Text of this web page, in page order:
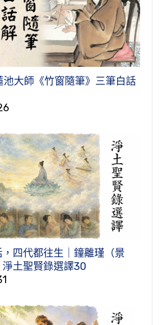
大師《竹窗隨筆》三筆白話
四代都往生｜鐘離瑾（景
土聖賢錄選譯30